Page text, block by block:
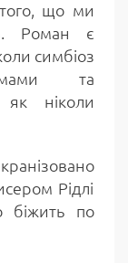
що ми
Роман є
симбіоз
та
як ніколи
Рідлі
біжить по